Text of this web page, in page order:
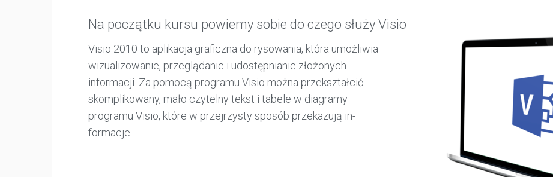
Na początku kursu powiemy sobie do czego służy Visio
Visio 2010 to aplikacja graficzna do rysowania, która umożliwia
wizualizowanie, przeglądanie i udostępnianie złożonych
informacji. Za pomocą programu Visio można przekształcić
skomplikowany, mało czytelny tekst i tabele w diagramy
programu Visio, które w przejrzysty sposób przekazują in-
formacje.